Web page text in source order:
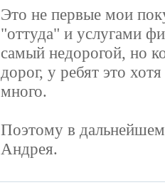
Это не первые мои
"оттуда" и услугами
самый недорогой, но
дорог, у ребят это
много.
Поэтому в
Андрея.